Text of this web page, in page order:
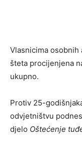
Vlasnicima
šteta procijenjena
ukupno.
Protiv 25-
odvjetništvu
djelo Oštećenje